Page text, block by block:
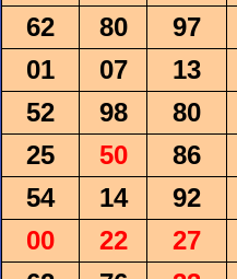
62
80 97
01
07 13
52
98 80
25
50 86
54
14 92
00
22 27